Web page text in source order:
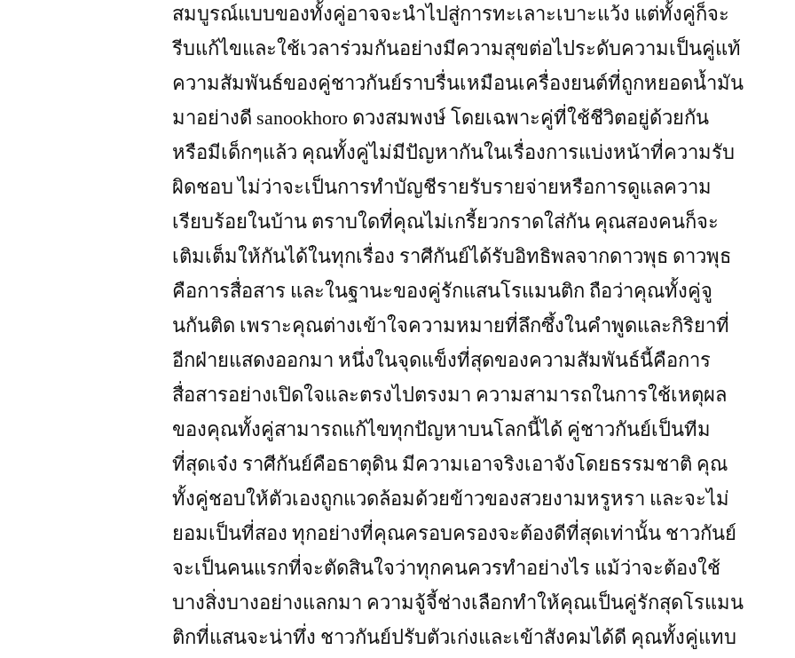
สมบูรณ์แบบของทั้งคู่อาจจะนำไปสู่การทะเลาะเบาะแว้ง แต่ทั้งคู่ก็จะ
รีบแก้ไขและใช้เวลาร่วมกันอย่างมีความสุขต่อไประดับความเป็นคู่แท้
ความสัมพันธ์ของคู่ชาวกันย์ราบรื่นเหมือนเครื่องยนต์ที่ถูกหยอดน้ำมัน
มาอย่างดี sanookhoro ดวงสมพงษ์ โดยเฉพาะคู่ที่ใช้ชีวิตอยู่ด้วยกัน
หรือมีเด็กๆแล้ว คุณทั้งคู่ไม่มีปัญหากันในเรื่องการแบ่งหน้าที่ความรับ
ผิดชอบ ไม่ว่าจะเป็นการทำบัญชีรายรับรายจ่ายหรือการดูแลความ
เรียบร้อยในบ้าน ตราบใดที่คุณไม่เกรี้ยวกราดใส่กัน คุณสองคนก็จะ
เติมเต็มให้กันได้ในทุกเรื่อง ราศีกันย์ได้รับอิทธิพลจากดาวพุธ ดาวพุธ
คือการสื่อสาร และในฐานะของคู่รักแสนโรแมนติก ถือว่าคุณทั้งคู่จู
นกันติด เพราะคุณต่างเข้าใจความหมายที่ลึกซึ้งในคำพูดและกิริยาที่
อีกฝ่ายแสดงออกมา หนึ่งในจุดแข็งที่สุดของความสัมพันธ์นี้คือการ
สื่อสารอย่างเปิดใจและตรงไปตรงมา ความสามารถในการใช้เหตุผล
ของคุณทั้งคู่สามารถแก้ไขทุกปัญหาบนโลกนี้ได้ คู่ชาวกันย์เป็นทีม
ที่สุดเจ๋ง ราศีกันย์คือธาตุดิน มีความเอาจริงเอาจังโดยธรรมชาติ คุณ
ทั้งคู่ชอบให้ตัวเองถูกแวดล้อมด้วยข้าวของสวยงามหรูหรา และจะไม่
ยอมเป็นที่สอง ทุกอย่างที่คุณครอบครองจะต้องดีที่สุดเท่านั้น ชาวกันย์
จะเป็นคนแรกที่จะตัดสินใจว่าทุกคนควรทำอย่างไร แม้ว่าจะต้องใช้
บางสิ่งบางอย่างแลกมา ความจู้จี้ช่างเลือกทำให้คุณเป็นคู่รักสุดโรแมน
ติกที่แสนจะน่าทึ่ง ชาวกันย์ปรับตัวเก่งและเข้าสังคมได้ดี คุณทั้งคู่แทบ